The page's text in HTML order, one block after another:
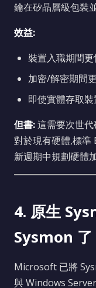
鑰在矽晶層級包裝
效益:
裝置入職期間
加密/解密期間
即使實體存取
但書:這需要次世代
對於現有硬體,標
新週期中規劃硬體
4. 原生
Sysmon 了
Microsoft 已將
與 Windows